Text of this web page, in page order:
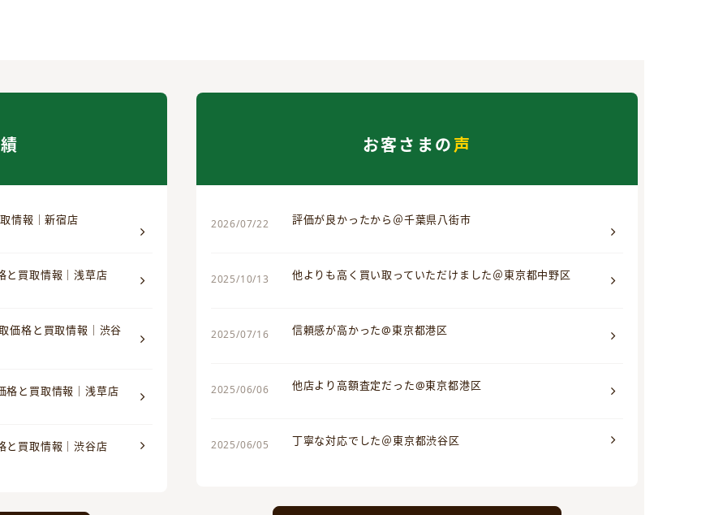
情報｜新宿店
と買取情報｜浅草店
価格と買取情報｜渋谷
格と買取情報｜浅草店
と買取情報｜渋谷店
お客さまの声
2026/07/22 評価が良かったから＠千葉県八街市
2025/10/13 他よりも高く買い取っていただけました＠東京都中野区
2025/07/16 信頼感が高かった@東京都港区
2025/06/06 他店より高額査定だった@東京都港区
2025/06/05 丁寧な対応でした＠東京都渋谷区